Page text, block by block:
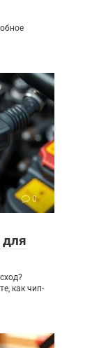
0
для
как чип-